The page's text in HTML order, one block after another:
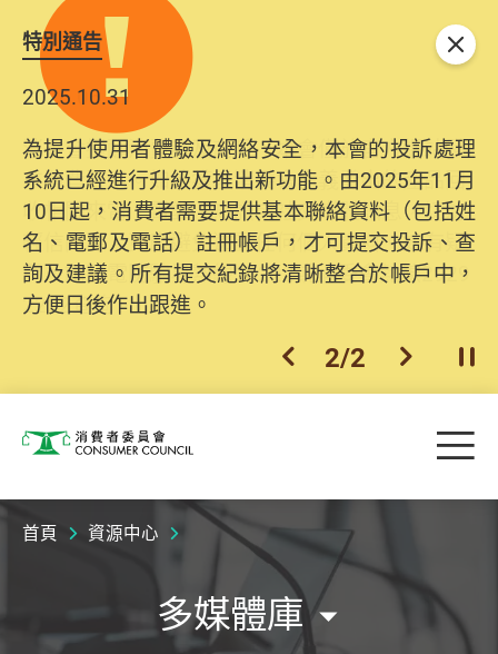
特別通告
2025.10.31
為提升使用者體驗及網絡安全，本會的投訴處理
系統已經進行升級及推出新功能。由2025年11月
10日起，消費者需要提供基本聯絡資料（包括姓
名、電郵及電話）註冊帳戶，才可提交投訴、查
詢及建議。所有提交紀錄將清晰整合於帳戶中，
方便日後作出跟進。
上一個
2/2 下一個開
關閉
消費者委員會 目
首頁 資源中心
多媒體庫